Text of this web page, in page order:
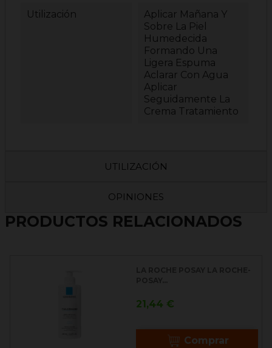
Utilización
Aplicar Mañana Y
Sobre La Piel
Humedecida
Formando Una
Ligera Espuma
Aclarar Con Agua
Aplicar
Seguidamente La
Crema Tratamiento
UTILIZACIÓN
OPINIONES
PRODUCTOS RELACIONADOS
Precio
21,44 €
Comprar